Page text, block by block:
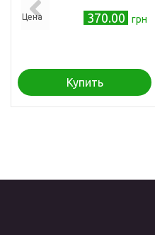
Цена 370.00 грн
Купить